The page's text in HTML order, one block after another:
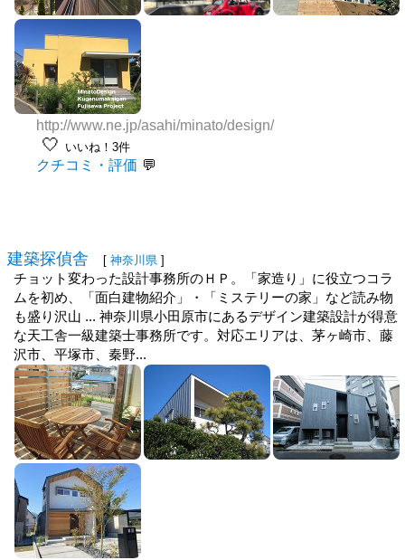
http://www.ne.jp/asahi/minato/design/
🤍 いいね！3件
クチコミ・評価
建築探偵舎 [ 神奈川県 ]
チョット変わった設計事務所のＨＰ。「家造り」に役立つコラ
ムを初め、「面白建物紹介」・「ミステリーの家」など読み物
も盛り沢山 ... 神奈川県小田原市にあるデザイン建築設計が得意
な天工舎一級建築士事務所です。対応エリアは、茅ヶ崎市、藤
沢市、平塚市、秦野...